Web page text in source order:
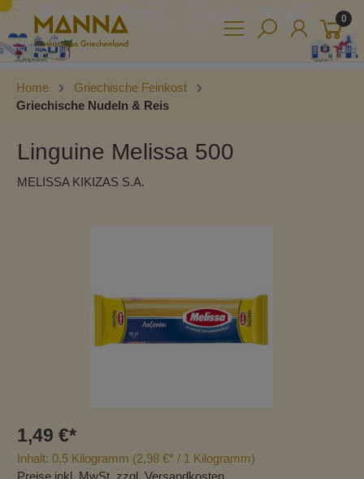
0
Home
Griechische Feinkost
Griechische Nudeln & Reis
Linguine Melissa 500
MELISSA KIKIZAS S.A.
1,49 €*
Inhalt: 0.5 Kilogramm (2,98 €* / 1 Kilogramm)
Preise inkl. MwSt. zzgl. Versandkosten